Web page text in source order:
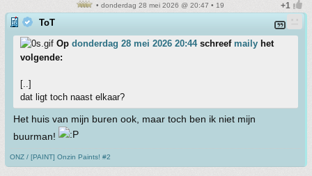
• donderdag 28 mei 2026 @ 20:47 • 19
ToT
Op donderdag 28 mei 2026 20:44schreef maily het
volgende:
[..]
dat ligt toch naast elkaar?
Het huis van mijn buren ook, maar toch ben ik niet mijn
buurman!
ONZ / [PAINT] Onzin Paints! #2